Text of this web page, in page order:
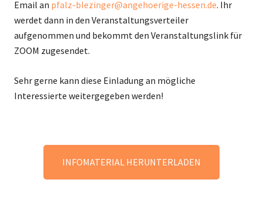
Email an pfalz-blezinger@angehoerige-hessen.de. Ihr
werdet dann in den Veranstaltungsverteiler
aufgenommen und bekommt den Veranstaltungslink für
ZOOM zugesendet.
Sehr gerne kann diese Einladung an mögliche
Interessierte weitergegeben werden!
INFOMATERIAL HERUNTERLADEN